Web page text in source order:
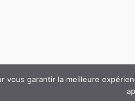
vous garantir la meilleure